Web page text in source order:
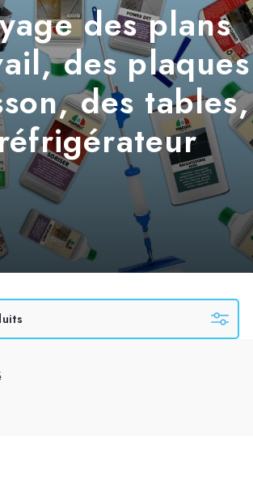
des plans
des plaques
des tables,